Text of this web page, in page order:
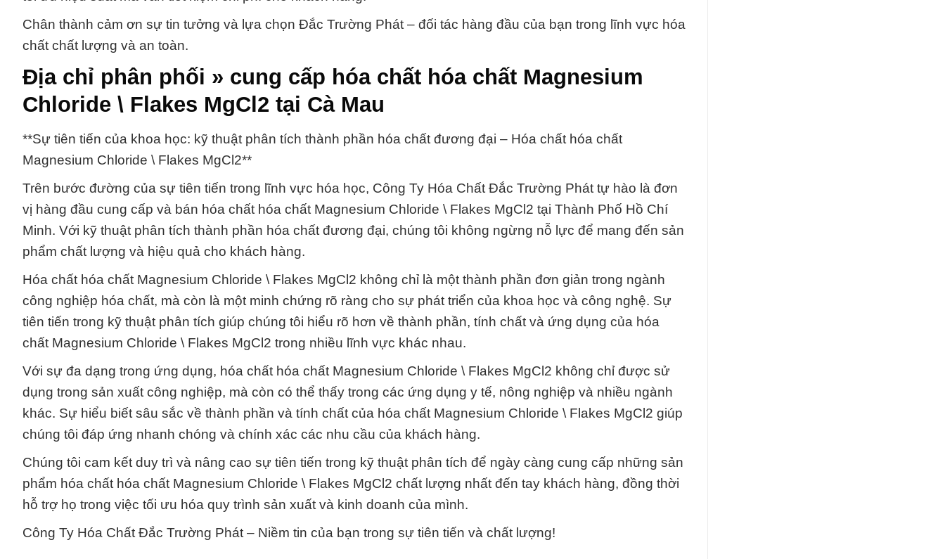
Chân thành cảm ơn sự tin tưởng và lựa chọn Đắc Trường Phát – đối tác hàng đầu của bạn trong lĩnh vực hóa
chất chất lượng và an toàn.
Địa chỉ phân phối » cung cấp hóa chất hóa chất Magnesium
Chloride \ Flakes MgCl2 tại Cà Mau
**Sự tiên tiến của khoa học: kỹ thuật phân tích thành phần hóa chất đương đại – Hóa chất hóa chất
Magnesium Chloride \ Flakes MgCl2**
Trên bước đường của sự tiên tiến trong lĩnh vực hóa học, Công Ty Hóa Chất Đắc Trường Phát tự hào là đơn
vị hàng đầu cung cấp và bán hóa chất hóa chất Magnesium Chloride \ Flakes MgCl2 tại Thành Phố Hồ Chí
Minh. Với kỹ thuật phân tích thành phần hóa chất đương đại, chúng tôi không ngừng nỗ lực để mang đến sản
phẩm chất lượng và hiệu quả cho khách hàng.
Hóa chất hóa chất Magnesium Chloride \ Flakes MgCl2 không chỉ là một thành phần đơn giản trong ngành
công nghiệp hóa chất, mà còn là một minh chứng rõ ràng cho sự phát triển của khoa học và công nghệ. Sự
tiên tiến trong kỹ thuật phân tích giúp chúng tôi hiểu rõ hơn về thành phần, tính chất và ứng dụng của hóa
chất Magnesium Chloride \ Flakes MgCl2 trong nhiều lĩnh vực khác nhau.
Với sự đa dạng trong ứng dụng, hóa chất hóa chất Magnesium Chloride \ Flakes MgCl2 không chỉ được sử
dụng trong sản xuất công nghiệp, mà còn có thể thấy trong các ứng dụng y tế, nông nghiệp và nhiều ngành
khác. Sự hiểu biết sâu sắc về thành phần và tính chất của hóa chất Magnesium Chloride \ Flakes MgCl2 giúp
chúng tôi đáp ứng nhanh chóng và chính xác các nhu cầu của khách hàng.
Chúng tôi cam kết duy trì và nâng cao sự tiên tiến trong kỹ thuật phân tích để ngày càng cung cấp những sản
phẩm hóa chất hóa chất Magnesium Chloride \ Flakes MgCl2 chất lượng nhất đến tay khách hàng, đồng thời
hỗ trợ họ trong việc tối ưu hóa quy trình sản xuất và kinh doanh của mình.
Công Ty Hóa Chất Đắc Trường Phát – Niềm tin của bạn trong sự tiên tiến và chất lượng!